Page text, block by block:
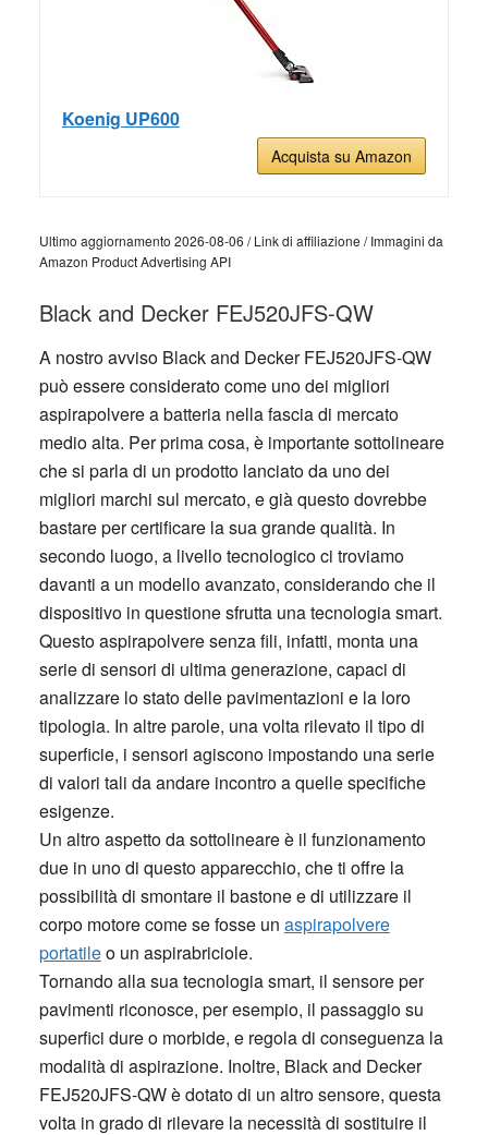
Koenig UP600
Acquista su Amazon
Ultimo aggiornamento 2026-08-06 / Link di affiliazione / Immagini da
Amazon Product Advertising API
Black and Decker FEJ520JFS-QW
A nostro avviso Black and Decker FEJ520JFS-QW
può essere considerato come uno dei migliori
aspirapolvere a batteria nella fascia di mercato
medio alta. Per prima cosa, è importante sottolineare
che si parla di un prodotto lanciato da uno dei
migliori marchi sul mercato, e già questo dovrebbe
bastare per certificare la sua grande qualità. In
secondo luogo, a livello tecnologico ci troviamo
davanti a un modello avanzato, considerando che il
dispositivo in questione sfrutta una tecnologia smart.
Questo aspirapolvere senza fili, infatti, monta una
serie di sensori di ultima generazione, capaci di
analizzare lo stato delle pavimentazioni e la loro
tipologia. In altre parole, una volta rilevato il tipo di
superficie, i sensori agiscono impostando una serie
di valori tali da andare incontro a quelle specifiche
esigenze.
Un altro aspetto da sottolineare è il funzionamento
due in uno di questo apparecchio, che ti offre la
possibilità di smontare il bastone e di utilizzare il
corpo motore come se fosse un aspirapolvere
portatileo un aspirabriciole.
Tornando alla sua tecnologia smart, il sensore per
pavimenti riconosce, per esempio, il passaggio su
superfici dure o morbide, e regola di conseguenza la
modalità di aspirazione. Inoltre, Black and Decker
FEJ520JFS-QW è dotato di un altro sensore, questa
volta in grado di rilevare la necessità di sostituire il